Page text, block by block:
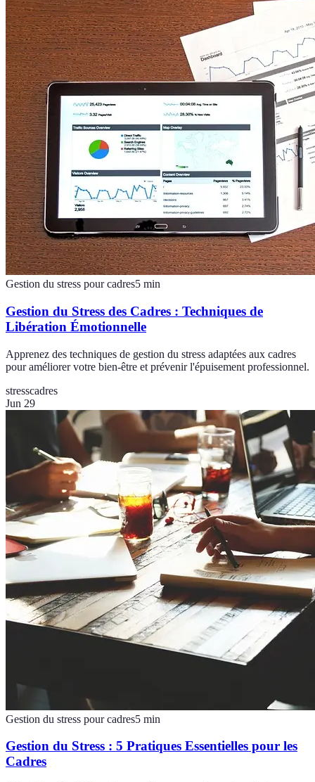
Gestion du stress pour cadres5 min
Gestion du Stress des Cadres : Techniques de
Libération Émotionnelle
Apprenez des techniques de gestion du stress adaptées aux cadres
pour améliorer votre bien-être et prévenir l'épuisement professionnel.
stresscadres
Jun 29
Gestion du stress pour cadres5 min
Gestion du Stress : 5 Pratiques Essentielles pour les
Cadres